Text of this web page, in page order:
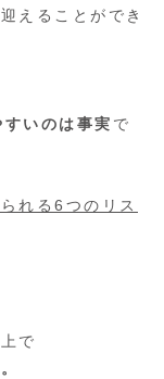
えることができ
いのは事実 で
れる6つのリス
で